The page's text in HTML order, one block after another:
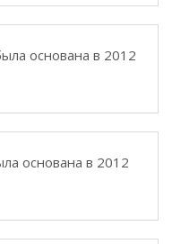
основана в 2012
основана в 2012